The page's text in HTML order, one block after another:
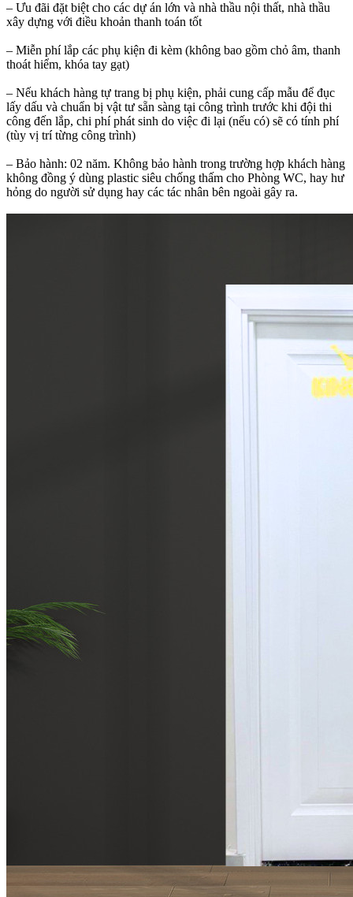
– Ưu đãi đặt biệt cho các dự án lớn và nhà thầu nội thất, nhà thầu
xây dựng với điều khoản thanh toán tốt
– Miễn phí lắp các phụ kiện đi kèm (không bao gồm chỏ âm, thanh
thoát hiểm, khóa tay gạt)
– Nếu khách hàng tự trang bị phụ kiện, phải cung cấp mẫu để đục
lấy dấu và chuẩn bị vật tư sẵn sàng tại công trình trước khi đội thi
công đến lắp, chi phí phát sinh do việc đi lại (nếu có) sẽ có tính phí
(tùy vị trí từng công trình)
– Bảo hành: 02 năm. Không bảo hành trong trường hợp khách hàng
không đồng ý dùng plastic siêu chống thấm cho Phòng WC, hay hư
hỏng do người sử dụng hay các tác nhân bên ngoài gây ra.